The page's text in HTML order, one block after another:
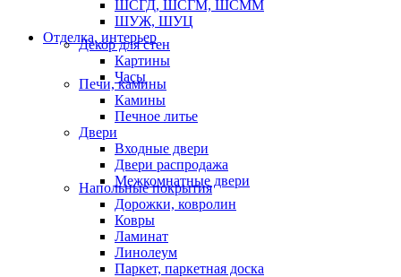
ШСГД, ШСГМ, ШСММ
ШУЖ, ШУЦ
Отделка, интерьер
Декор для стен
Картины
Часы
Печи, камины
Камины
Печное литье
Двери
Входные двери
Двери распродажа
Межкомнатные двери
Напольные покрытия
Дорожки, ковролин
Ковры
Ламинат
Линолеум
Паркет, паркетная доска